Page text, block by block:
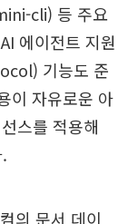
cli) 등 주요
에이전트 지원
기능도 준
이 자유로운 아
스를 적용해
의 문서 데이